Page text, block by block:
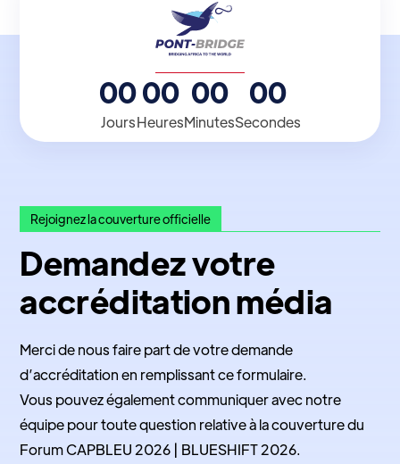
00
Jours
00
Heures
00
Minutes
00
Secondes
Rejoignez la couverture officielle
Demandez votre
accréditation média
Merci de nous faire part de votre demande
d’accréditation en remplissant ce formulaire.
Vous pouvez également communiquer avec notre
équipe pour toute question relative à la couverture du
Forum CAPBLEU 2026 | BLUESHIFT 2026.